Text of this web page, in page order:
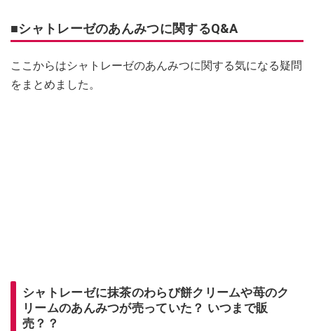
■シャトレーゼのあんみつに関するQ&A
ここからはシャトレーゼのあんみつに関する気になる疑問
をまとめました。
シャトレーゼに抹茶のわらび餅クリームや苺のク
リームのあんみつが売っていた？ いつまで販
売？？